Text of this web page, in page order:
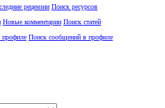
рецензии Поиск ресурсов
Новые комментарии Поиск статей
Поиск сообщений в профиле